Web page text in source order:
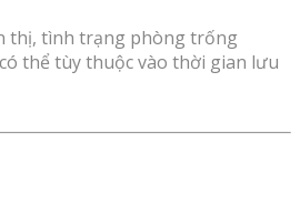
thị, tình trạng phòng trống
thể tùy thuộc vào thời gian lưu